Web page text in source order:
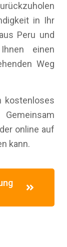
in Ihr
Peru und
einen
Weg
kostenloses
Gemeinsam
online auf
kann.